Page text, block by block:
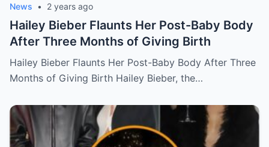
News • 2 years ago
Hailey Bieber Flaunts Her Post-Baby Body
After Three Months of Giving Birth
Hailey Bieber Flaunts Her Post-Baby Body After Three
Months of Giving Birth Hailey Bieber, the…